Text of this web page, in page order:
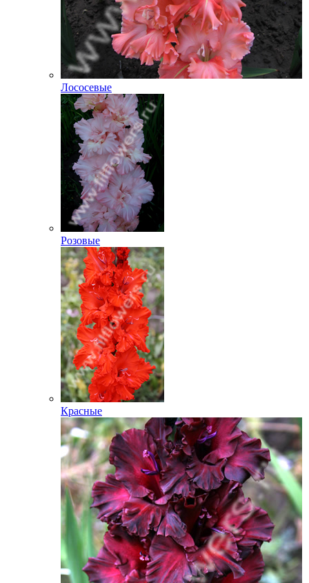
Лососевые
Розовые
Красные